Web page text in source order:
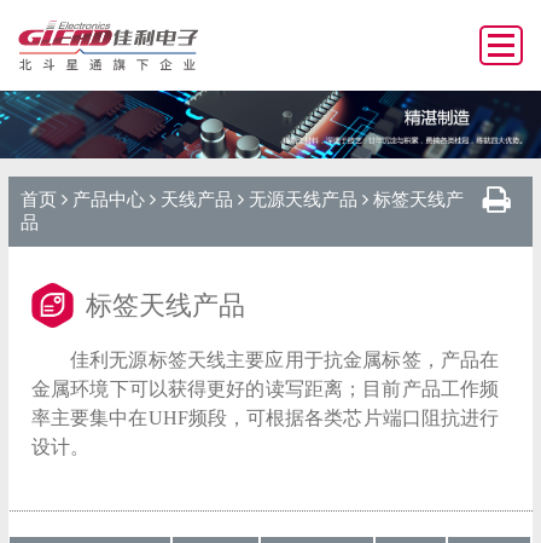
首页 产品中心 天线产品 无源天线产品
标签天线产
品
标签天线产品
佳利无源标签天线主要应用于抗金属标签，产品在
金属环境下可以获得更好的读写距离；目前产品工作频
率主要集中在UHF频段，可根据各类芯片端口阻抗进行
设计。